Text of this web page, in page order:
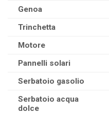
Genoa
Trinchetta
Motore
Pannelli solari
Serbatoio gasolio
Serbatoio acqua
dolce